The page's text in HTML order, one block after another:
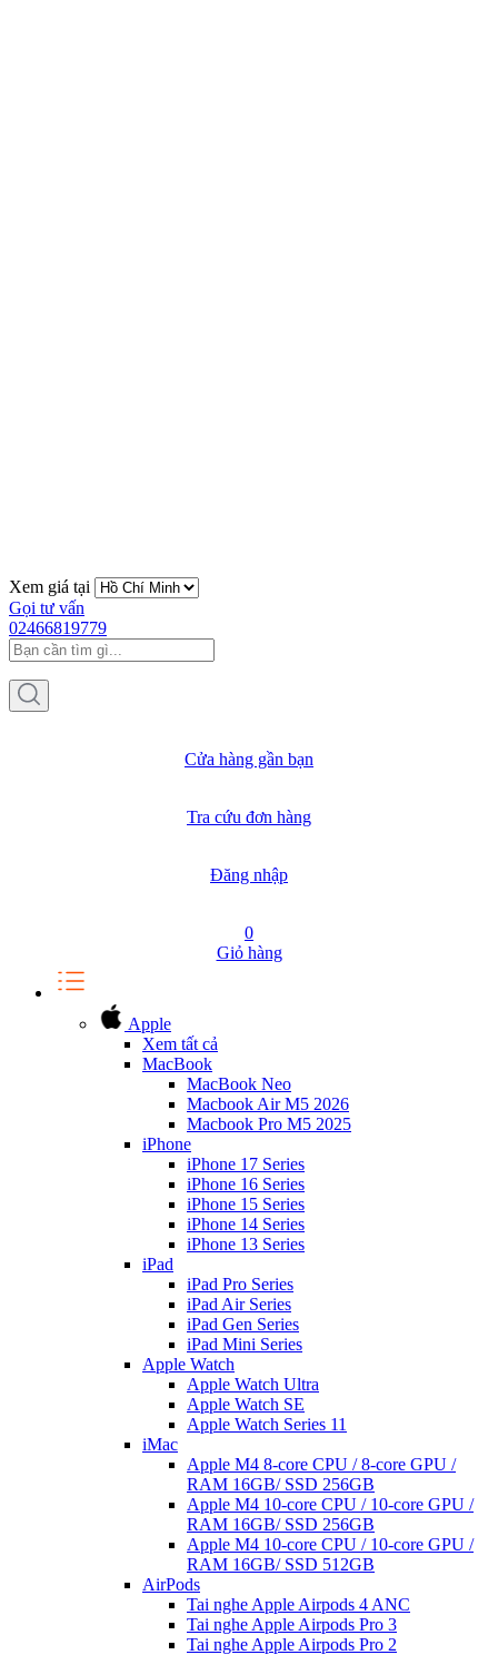
Xem giá tại
Gọi tư vấn
02466819779
Cửa hàng gần bạn
Tra cứu đơn hàng
Đăng nhập
0
Giỏ hàng
Apple
Xem tất cả
MacBook
MacBook Neo
Macbook Air M5 2026
Macbook Pro M5 2025
iPhone
iPhone 17 Series
iPhone 16 Series
iPhone 15 Series
iPhone 14 Series
iPhone 13 Series
iPad
iPad Pro Series
iPad Air Series
iPad Gen Series
iPad Mini Series
Apple Watch
Apple Watch Ultra
Apple Watch SE
Apple Watch Series 11
iMac
Apple M4 8-core CPU / 8-core GPU /
RAM 16GB/ SSD 256GB
Apple M4 10-core CPU / 10-core GPU /
RAM 16GB/ SSD 256GB
Apple M4 10-core CPU / 10-core GPU /
RAM 16GB/ SSD 512GB
AirPods
Tai nghe Apple Airpods 4 ANC
Tai nghe Apple Airpods Pro 3
Tai nghe Apple Airpods Pro 2